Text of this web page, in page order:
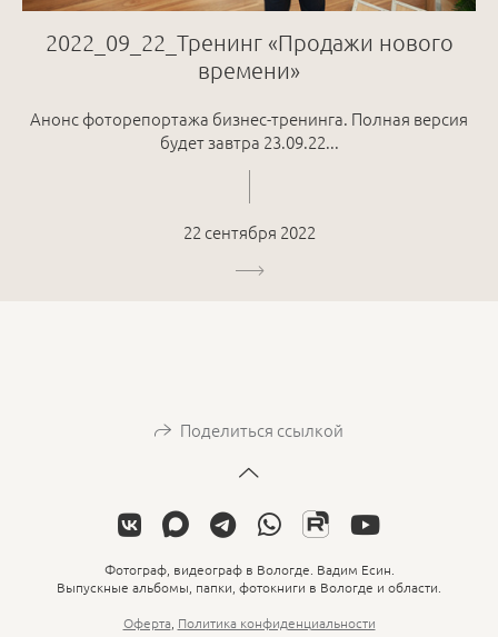
2022_09_22_Тренинг «Продажи нового
времени»
Анонс фоторепортажа бизнес-тренинга. Полная версия
будет завтра 23.09.22...
22 сентября 2022
Поделиться ссылкой
Фотограф, видеограф в Вологде. Вадим Есин.
Выпускные альбомы, папки, фотокниги в Вологде и области.
Оферта Политика конфиденциальности